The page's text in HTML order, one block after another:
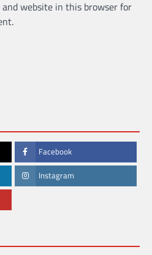
website in this browser for
Facebook
Instagram